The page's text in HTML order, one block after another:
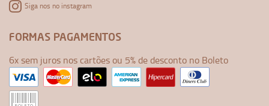
Siga nos no instagram
FORMAS PAGAMENTOS
6x sem juros nos cartões ou 5% de desconto no Boleto